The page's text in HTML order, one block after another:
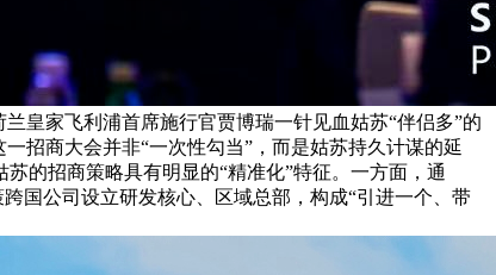
皇家飞利浦首席施行官贾博瑞一针见血姑苏“伴侣多”的
招商大会并非“一次性勾当”，而是姑苏持久计谋的延
的招商策略具有明显的“精准化”特征。一方面，通
国公司设立研发核心、区域总部，构成“引进一个、带